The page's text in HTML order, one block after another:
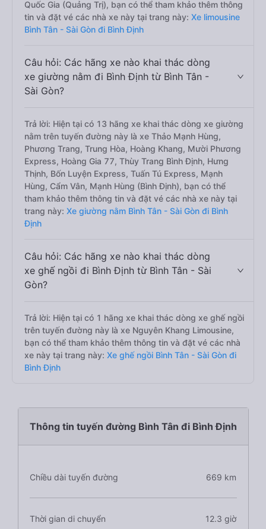
Quốc Gia (Quảng Trị), bạn có thể tham khảo thêm thông
tin và đặt vé các nhà xe này tại trang này: Xe limousine
Bình Tân - Sài Gòn đi Bình Định
Câu hỏi: Các hãng xe nào khai thác dòng
xe giường nằm đi Bình Định từ Bình Tân -
Sài Gòn?
Trả lời: Hiện tại có 13 hãng xe khai thác dòng xe giường
nằm trên tuyến đường này là xe Thảo Mạnh Hùng,
Phương Trang, Trung Hòa, Hoàng Khang, Mười Phương
Express, Hoàng Gia 77, Thùy Trang Bình Định, Hưng
Thịnh, Bốn Luyện Express, Tuấn Tú Express, Mạnh
Hùng, Cẩm Vân, Mạnh Hùng (Bình Định), bạn có thể
tham khảo thêm thông tin và đặt vé các nhà xe này tại
trang này: Xe giường nằm Bình Tân - Sài Gòn đi Bình
Định
Câu hỏi: Các hãng xe nào khai thác dòng
xe ghế ngồi đi Bình Định từ Bình Tân - Sài
Gòn?
Trả lời: Hiện tại có 1 hãng xe khai thác dòng xe ghế ngồi
trên tuyến đường này là xe Nguyên Khang Limousine,
bạn có thể tham khảo thêm thông tin và đặt vé các nhà
xe này tại trang này: Xe ghế ngồi Bình Tân - Sài Gòn đi
Bình Định
Thông tin tuyến đường Bình Tân đi Bình Định
Chiều dài tuyến đường 669 km
Thời gian di chuyển 12.3 giờ